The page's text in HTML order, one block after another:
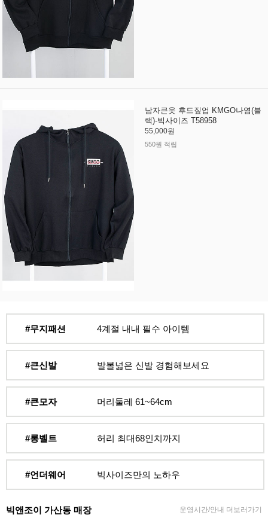
남자큰옷 후드짚업 KMGO나염(블
랙)-빅사이즈 T58958
55,000원
550원 적립
#무지패션 4계절 내내 필수 아이템
#큰신발 발볼넓은 신발 경험해보세요
#큰모자 머리둘레 61~64cm
#롱벨트 허리 최대68인치까지
#언더웨어 빅사이즈만의 노하우
빅앤조이 가산동 매장 운영시간/안내 더보러가기